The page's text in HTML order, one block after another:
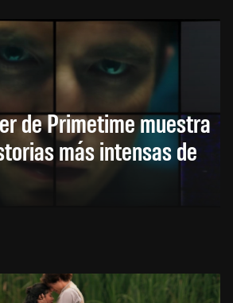
de Primetime muestra
más intensas de